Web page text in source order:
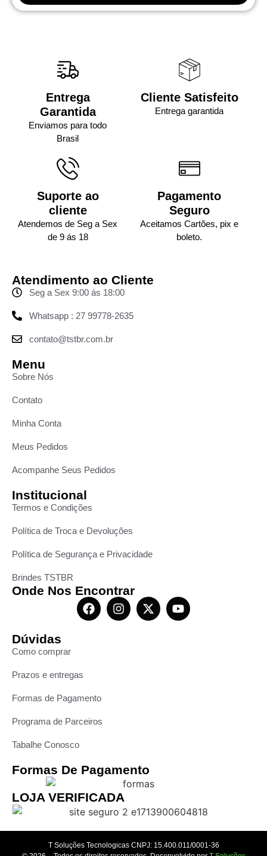
Entrega
Garantida
Enviamos para todo
Brasil
Cliente Satisfeito
Entrega garantida
Suporte ao
cliente
Atendemos de Seg a Sex
de 9 ás 18
Pagamento
Seguro
Aceitamos Cartões, pix e
boleto.
Atendimento ao Cliente
Seg a Sex 9:00 ás 18:00
Whatsapp : 27 99778-2635
contato@tstbr.com.br
Menu
Sobre Nós
Contato
Minha Conta
Meus Pedidos
Acompanhe Seus Pedidos
Institucional
Termos e Condições
Política de Troca e Devoluções
Política de Segurança e Privacidade
Brindes TSTBR
Onde Nos Encontrar
Dúvidas
Como comprar
Prazos e entregas
Formas de Pagamento
Programa de Parceiros
Tabalhe Conosco
Formas De Pagamento
LOJA VERIFICADA
T Soluções Tecnologicas CNPJ: 15.400.011/0001-36